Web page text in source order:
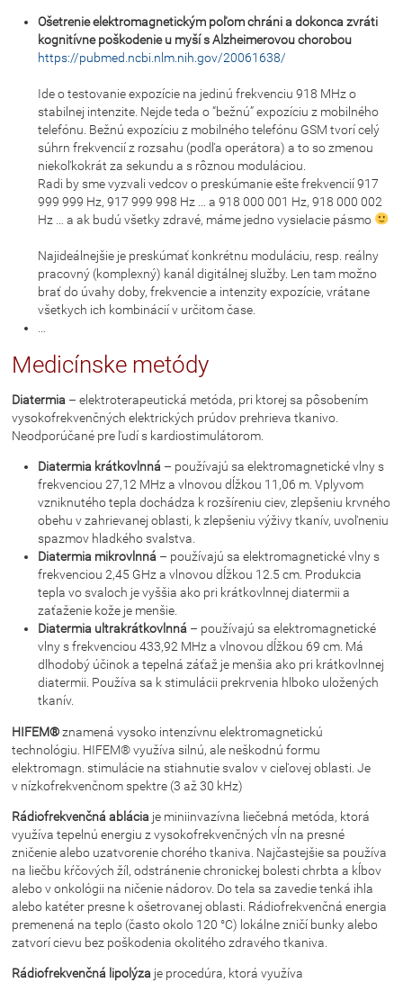
Ošetrenie elektromagnetickým poľom chráni a dokonca zvráti
kognitívne poškodenie u myší s Alzheimerovou chorobou
https://pubmed.ncbi.nlm.nih.gov/20061638/
Ide o testovanie expozície na jedinú frekvenciu 918 MHz o
stabilnej intenzite. Nejde teda o “bežnú” expozíciu z mobilného
telefónu. Bežnú expozíciu z mobilného telefónu GSM tvorí celý
súhrn frekvencií z rozsahu (podľa operátora) a to so zmenou
niekoľkokrát za sekundu a s rôznou moduláciou.
Radi by sme vyzvali vedcov o preskúmanie ešte frekvencií 917
999 999 Hz, 917 999 998 Hz … a 918 000 001 Hz, 918 000 002
Hz … a ak budú všetky zdravé, máme jedno vysielacie pásmo
Najideálnejšie je preskúmať konkrétnu moduláciu, resp. reálny
pracovný (komplexný) kanál digitálnej služby. Len tam možno
brať do úvahy doby, frekvencie a intenzity expozície, vrátane
všetkych ich kombinácií v určitom čase.
…
Medicínske metódy
Diatermia – elektroterapeutická metóda, pri ktorej sa pôsobením
vysokofrekvenčných elektrických prúdov prehrieva tkanivo.
Neodporúčané pre ľudí s kardiostimulátorom.
Diatermia krátkovlnná – používajú sa elektromagnetické vlny s
frekvenciou 27,12 MHz a vlnovou dĺžkou 11,06 m. Vplyvom
vzniknutého tepla dochádza k rozšíreniu ciev, zlepšeniu krvného
obehu v zahrievanej oblasti, k zlepšeniu výživy tkanív, uvoľneniu
spazmov hladkého svalstva.
Diatermia mikrovlnná – používajú sa elektromagnetické vlny s
frekvenciou 2,45 GHz a vlnovou dĺžkou 12.5 cm. Produkcia
tepla vo svaloch je vyššia ako pri krátkovlnnej diatermii a
zaťaženie kože je menšie.
Diatermia ultrakrátkovlnná – používajú sa elektromagnetické
vlny s frekvenciou 433,92 MHz a vlnovou dĺžkou 69 cm. Má
dlhodobý účinok a tepelná záťaž je menšia ako pri krátkovlnnej
diatermii. Používa sa k stimulácii prekrvenia hlboko uložených
tkanív.
HIFEM®znamená vysoko intenzívnu elektromagnetickú
technológiu. HIFEM® využíva silnú, ale neškodnú formu
elektromagn. stimulácie na stiahnutie svalov v cieľovej oblasti. Je
v nízkofrekvenčnom spektre (3 až 30 kHz)
Rádiofrekvenčná ablácia je miniinvazívna liečebná metóda, ktorá
využíva tepelnú energiu z vysokofrekvenčných vĺn na presné
zničenie alebo uzatvorenie chorého tkaniva. Najčastejšie sa používa
na liečbu kŕčových žíl, odstránenie chronickej bolesti chrbta a kĺbov
alebo v onkológii na ničenie nádorov. Do tela sa zavedie tenká ihla
alebo katéter presne k ošetrovanej oblasti. Rádiofrekvenčná energia
premenená na teplo (často okolo 120 °C) lokálne zničí bunky alebo
zatvorí cievu bez poškodenia okolitého zdravého tkaniva.
Rádiofrekvenčná lipolýza je procedúra, ktorá využíva